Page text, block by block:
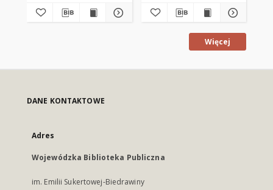
Więcej
DANE KONTAKTOWE
Adres
Wojewódzka Biblioteka Publiczna
im. Emilii Sukertowej-Biedrawiny